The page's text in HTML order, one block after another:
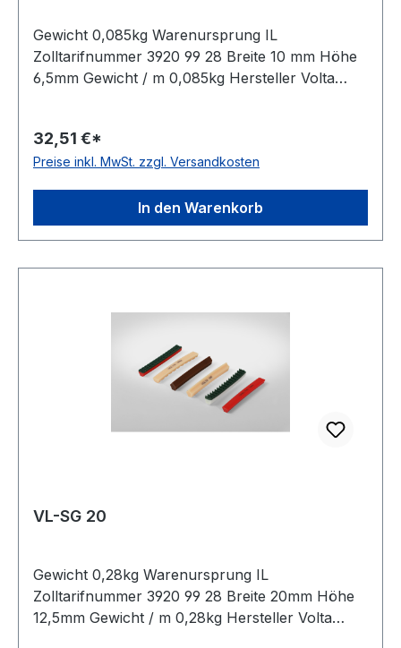
Gewicht 0,085kg Warenursprung IL
Zolltarifnummer 3920 99 28 Breite 10 mm Höhe
6,5mm Gewicht / m 0,085kg Hersteller Volta
FDA-Zulassung ja Zugstrang nein Shorehärte
80° Shore A
32,51 €*
Preise inkl. MwSt. zzgl. Versandkosten
In den Warenkorb
VL-SG 20
Gewicht 0,28kg Warenursprung IL
Zolltarifnummer 3920 99 28 Breite 20mm Höhe
12,5mm Gewicht / m 0,28kg Hersteller Volta